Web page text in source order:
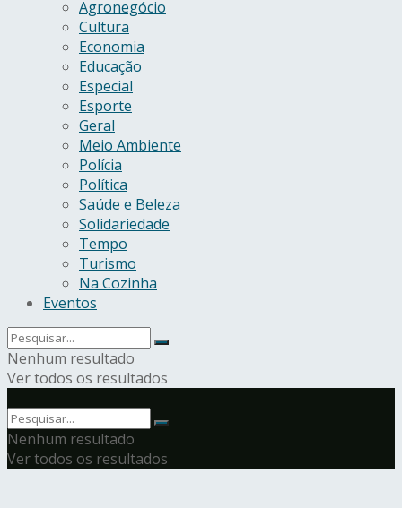
Agronegócio
Cultura
Economia
Educação
Especial
Esporte
Geral
Meio Ambiente
Polícia
Política
Saúde e Beleza
Solidariedade
Tempo
Turismo
Na Cozinha
Eventos
Nenhum resultado
Ver todos os resultados
Nenhum resultado
Ver todos os resultados